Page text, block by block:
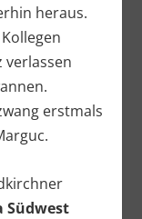
heraus.
verlassen
erstmals
Südwest